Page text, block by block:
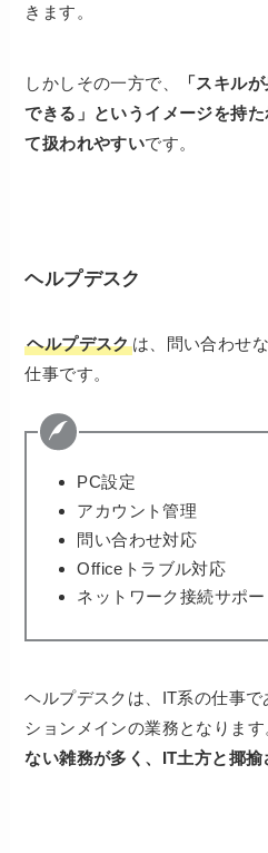
きます。
しかしその一方で、
「スキル
できる」というイメージを持
て扱われやすいです。
ヘルプデスク
ヘルプデスクは、問い合わせ
仕事です。
PC設定
アカウント管理
問い合わせ対応
Officeトラブル対応
ネットワーク接続サポー
ヘルプデスクは、IT系の仕事
ションメインの業務となります
ない雑務が多く、IT土方と揶